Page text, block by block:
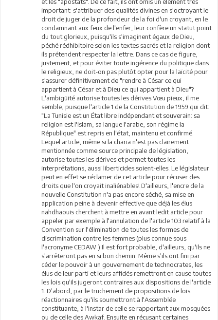
important: s'attribuer des qualités divines en s'octroyant le
droit de juger de la profondeur de la foi d'un croyant, en le
condamnant aux feux de l'enfer, leur confère un statut point
du tout glorieux, puisqu'ils s'imaginent égaux de Dieu,
péché rédhibitoire selon les textes sacrés et la religion dont
ils prétendent respecter la lettre. Dans ce cas de figure,
justement, et pour éviter toute ingérence du politique dans
le religieux, ne doit-on pas plutôt opter pour la laïcité pour
s'assurer définitivement de "rendre à César ce qui
appartient à César et à Dieu ce qui appartient à Dieu"?
L'ambigüité autorise toutes les dérives Vœu pieux, il me
semble, puisque l'article 1 de la Constitution de 1959 qui dit:
"La Tunisie est un État libre indépendant et souverain: sa
religion est l'islam, sa langue l'arabe, son régime la
République" est repris en l'état, maintenu et confirmé.
Lequel article, même si la charia n'est pas clairement
mentionnée comme source principale de législation,
autorise toutes les dérives et permet toutes les
interprétations, aussi liberticides soient-elles. Le législateur
peut en effet se réclamer de cet article pour récuser des
droits que l'on croyait inaliénables! D'ailleurs, l'encre de la
nouvelle Constitution n'a pas encore séché, sa mise en
application peine à devenir effective que déjà les élus
nahdhaouis cherchent à mettre en avant ledit article pour
appeler par exemple à l'annulation de l'article 103 relatif à la
Convention sur l'élimination de toutes les formes de
discrimination contre les femmes (plus connue sous
l'acronyme CEDAW ) Il est fort probable, d'ailleurs, qu'ils ne
s'arrêteront pas en si bon chemin. Même s'ils ont fini par
céder le pouvoir à un gouvernement de technocrates, les
élus de leur parti et leurs affidés remettront en cause toutes
les lois qu'ils jugeront contraires aux dispositions de l'article
1. D'abord, par le truchement de propositions de lois
réactionnaires qu'ils soumettront à l'Assemblée
constituante, à l'instar de celle se rapportant aux mosquées
ou de celle des Awkaf. Ensuite en récusant certaines